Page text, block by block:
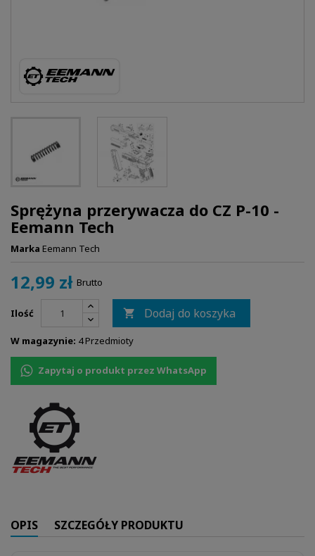
Sprężyna przerywacza do CZ P-10 -
Eemann Tech
Marka Eemann Tech
12,99 zł Brutto
Ilość  Dodaj do koszyka
W magazynie: 4 Przedmioty
Zapytaj o produkt przez WhatsApp
OPIS SZCZEGÓŁY PRODUKTU